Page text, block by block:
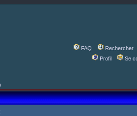
FAQ
Rechercher
Profil
Se